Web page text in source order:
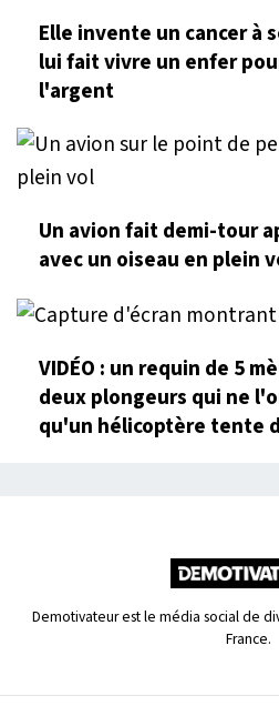
Elle invente un cancer à
lui fait vivre un enfer
l'argent
Un avion fait demi-tour
avec un oiseau en plein
VIDÉO : un requin de 5
deux plongeurs qui ne
qu'un hélicoptère tente
Demotivateur est le média social de
France.